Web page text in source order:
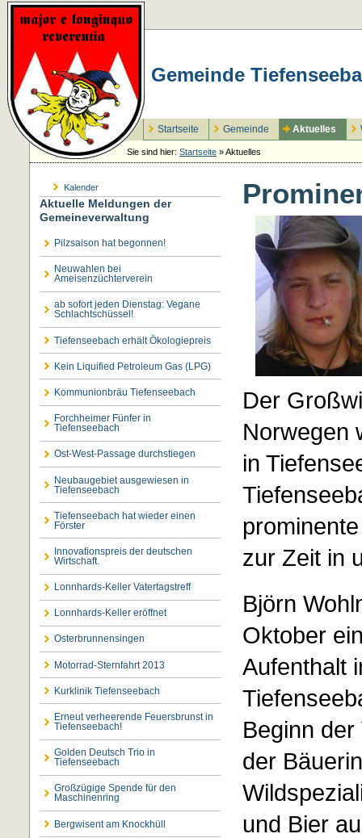
Gemeinde
Startseite Gemeinde Aktuelles
Sie sind hier: Startseite »Aktuelles
Kalender
Aktuelle Meldungen der
Gemeineverwaltung
Pilzsaison hat begonnen!
Neuwahlen bei
Ameisenzüchterverein
ab sofort jeden Dienstag: Vegane
Schlachtschüssel!
Tiefenseebach erhält Ökologiepreis
Kein Liquified Petroleum Gas (LPG)
Kommunionbräu Tiefenseebach
Forchheimer Fünfer in
Tiefenseebach
Ost-West-Passage durchstiegen
Neubaugebiet ausgewiesen in
Tiefenseebach
Tiefenseebach hat wieder einen
Förster
Innovationspreis der deutschen
Wirtschaft.
Lonnhards-Keller Vatertagstreff
Lonnhards-Keller eröffnet
Osterbrunnensingen
Motorrad-Sternfahrt 2013
Kurklinik Tiefenseebach
Erneut verheerende Feuersbrunst in
Tiefenseebach!
Golden Deutsch Trio in
Tiefenseebach
Großzügige Spende für den
Maschinenring
Bergwisent am Knockhüll
Der
Norwegen
in
zur Zeit in
Björn
Oktober
Aufenthalt
Beginn
der
und Bier